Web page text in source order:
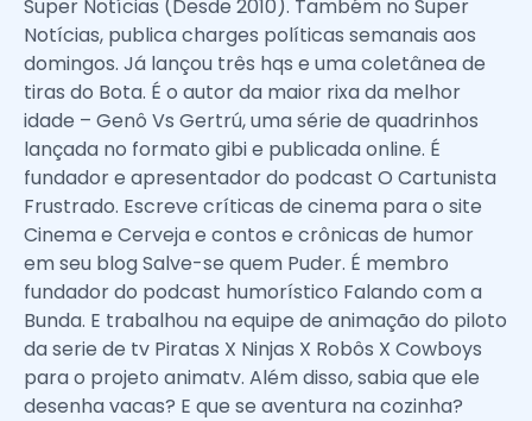
Super Notícias (Desde 2010). Também no Super
Notícias, publica charges políticas semanais aos
domingos. Já lançou três hqs e uma coletânea de
tiras do Bota. É o autor da maior rixa da melhor
idade – Genô Vs Gertrú, uma série de quadrinhos
lançada no formato gibi e publicada online. É
fundador e apresentador do podcast O Cartunista
Frustrado. Escreve críticas de cinema para o site
Cinema e Cerveja e contos e crônicas de humor
em seu blog Salve-se quem Puder. É membro
fundador do podcast humorístico Falando com a
Bunda. E trabalhou na equipe de animação do piloto
da serie de tv Piratas X Ninjas X Robôs X Cowboys
para o projeto animatv. Além disso, sabia que ele
desenha vacas? E que se aventura na cozinha?